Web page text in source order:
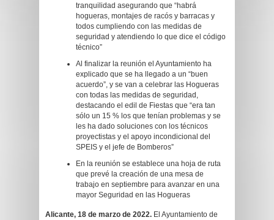
tranquilidad asegurando que “habrá
hogueras, montajes de racós y barracas y
todos cumpliendo con las medidas de
seguridad y atendiendo lo que dice el código
técnico”
Al finalizar la reunión el Ayuntamiento ha
explicado que se ha llegado a un “buen
acuerdo”, y se van a celebrar las Hogueras
con todas las medidas de seguridad,
destacando el edil de Fiestas que “era tan
sólo un 15 % los que tenían problemas y se
les ha dado soluciones con los técnicos
proyectistas y el apoyo incondicional del
SPEIS y el jefe de Bomberos”
En la reunión se establece una hoja de ruta
que prevé la creación de una mesa de
trabajo en septiembre para avanzar en una
mayor Seguridad en las Hogueras
Alicante, 18 de marzo de 2022. El Ayuntamiento de